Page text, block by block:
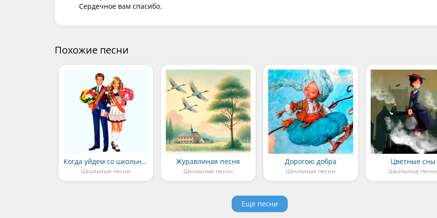
Сердечное вам спасибо.
Похожие песни
Когда уйдем со школьного двора
Школьные песни
Журавлиная песня
Школьные песни
Дорогою добра
Школьные песни
Цветные сны
Школьные
Еще песни